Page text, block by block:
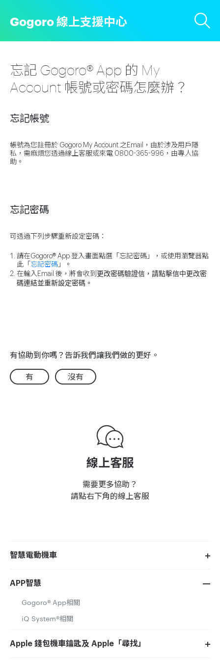
Gogoro 線上支援中心
忘記 Gogoro® App 的 My
Account 帳號或密碼怎麼辦？
忘記帳號
帳號為您註冊於 Gogoro My Account 之Email，由於涉及用戶隱
私，需麻煩您透過線上客服或來電 0800-365-996，由專人協
助。
忘記密碼
可透過下列步驟重新設定密碼：
請在Gogoro® App 登入畫面點選「忘記密碼」，或使用瀏覽器點
此「 忘記密碼 」。
在輸入Email 後，將會收到 更改密碼驗證信 ，請點擊信中更改密
碼連結並重新設定密碼。
有協助到你嗎？告訴我們讓我們做的更好。
有 沒有
線上客服
需要更多協助？
請點右下角的線上客服
智慧電動機車
APP智慧
Gogoro® App相關
iQ System®相關
Apple 錢包機車鑰匙及 Apple「尋找」